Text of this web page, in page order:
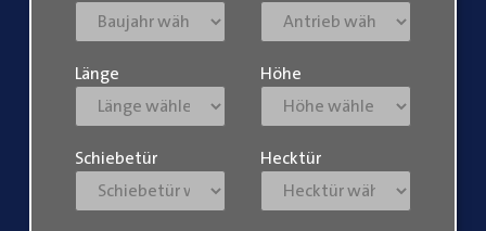
Länge Höhe
Schiebetür Hecktür